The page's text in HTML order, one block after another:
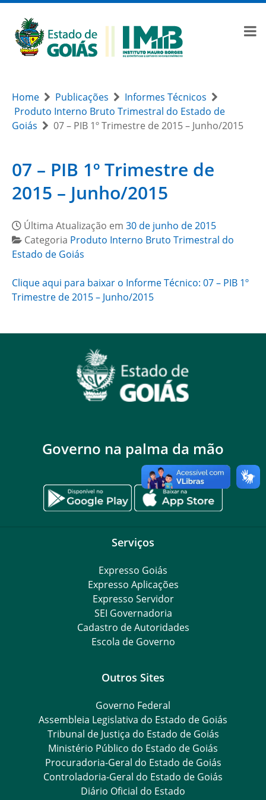
Home Publicações
Informes Técnicos
Produto Interno Bruto Trimestral do Estado de
Goiás
07 – PIB 1º Trimestre de 2015 – Junho/2015
07 – PIB 1º Trimestre de
2015 – Junho/2015
Última Atualização em 30 de junho de 2015
Categoria Produto Interno Bruto Trimestral do
Estado de Goiás
Clique aqui para baixar o Informe Técnico: 07 – PIB 1º
Trimestre de 2015 – Junho/2015
Governo na palma da mão
Serviços
Expresso Goiás
Expresso Aplicações
Expresso Servidor
SEI Governadoria
Cadastro de Autoridades
Escola de Governo
Outros Sites
Governo Federal
Assembleia Legislativa do Estado de Goiás
Tribunal de Justiça do Estado de Goiás
Ministério Público do Estado de Goiás
Procuradoria-Geral do Estado de Goiás
Controladoria-Geral do Estado de Goiás
Diário Oficial do Estado